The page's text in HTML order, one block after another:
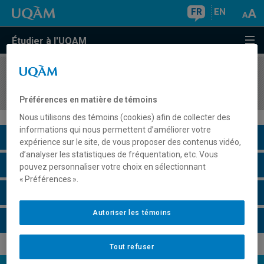
FR EN
Étudier à l'UQAM
COURS//
Description du cours
Horaire - Été 2026
Préférences en matière de témoins
Nous utilisons des témoins (cookies) afin de collecter des
informations qui nous permettent d’améliorer votre
expérience sur le site, de vous proposer des contenus vidéo,
d’analyser les statistiques de fréquentation, etc. Vous
pouvez personnaliser votre choix en sélectionnant
« Préférences ».
Tout refuser
Autoriser les témoins